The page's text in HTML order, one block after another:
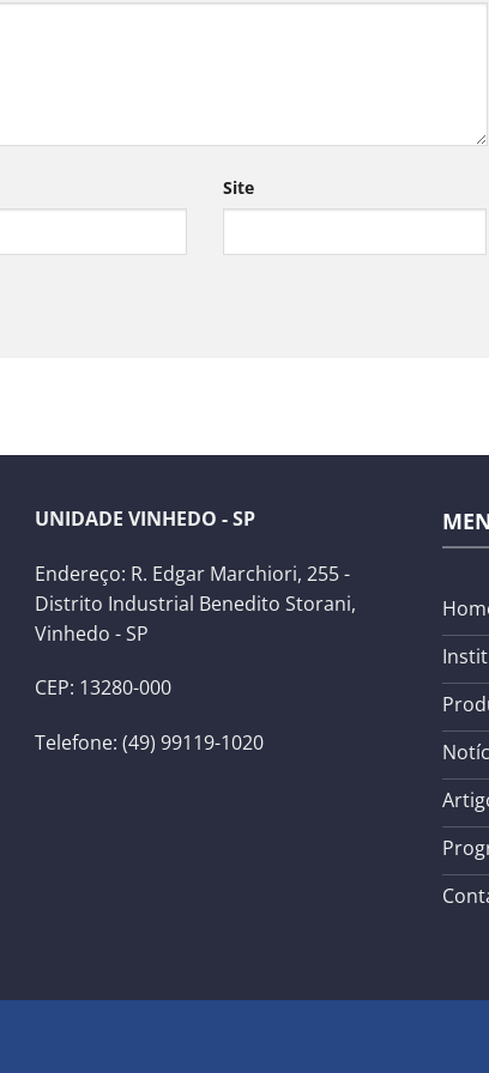
Site
UNIDADE VINHEDO - SP
Endereço: R. Edgar Marchiori, 255 -
Distrito Industrial Benedito Storani,
Vinhedo - SP
CEP: 13280-000
Telefone: (49) 99119-1020